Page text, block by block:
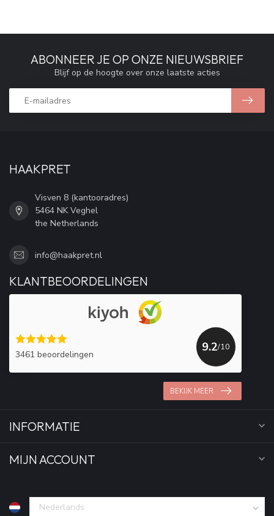
ABONNEER JE OP ONZE NIEUWSBRIEF
Blijf op de hoogte over onze laatste acties
HAAKPRET
Visven 8 (kantooradres)
5464 NK Veghel
the Netherlands
info@haakpret.nl
KLANTBEOORDELINGEN
3461 beoordelingen
9.2/10
BEKIJK MEER
INFORMATIE
MIJN ACCOUNT